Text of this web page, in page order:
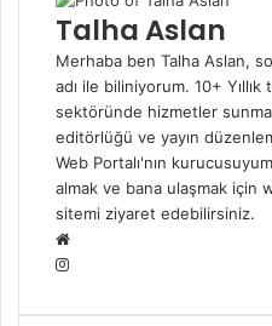
Talha Aslan
Merhaba ben Talha Aslan,
adı ile biliniyorum. 10+
sektöründe hizmetler
editörlüğü ve yayın
Web Portalı'nın
almak ve bana ulaşmak için
sitemi ziyaret edebilirsiniz.
s
s